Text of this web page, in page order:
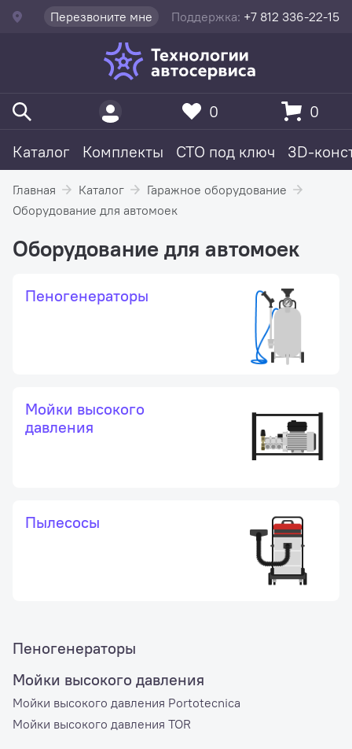
Перезвоните мне Поддержка: +7 812 336-22-15
Каталог Комплекты СТО под ключ 3D-
0 0
Главная Каталог
Гаражное оборудование
Оборудование для автомоек
Оборудование для автомоек
Пеногенераторы
Мойки высокого
давления
Пылесосы
Пеногенераторы
Мойки высокого давления
Мойки высокого давления Portotecnica
Мойки высокого давления TOR